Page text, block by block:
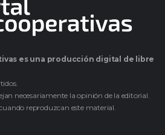
es una producción digital de libre
necesariamente la opinión de la editorial.
reproduzcan este material.